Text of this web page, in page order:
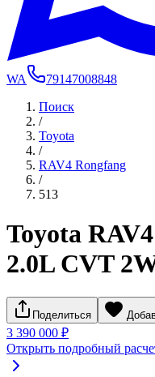
WA
79147008848
Поиск
/
Toyota
/
RAV4 Rongfang
/
513
Toyota
2.0L CVT
Поделиться
3 390 000 ₽
Открыть подробный